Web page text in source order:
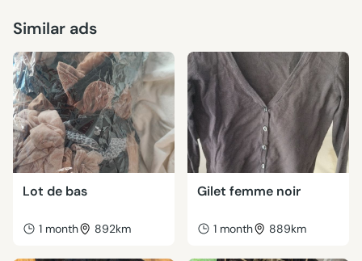
Similar ads
Lot de bas
1 month 892km
Gilet femme noir
1 month 889km